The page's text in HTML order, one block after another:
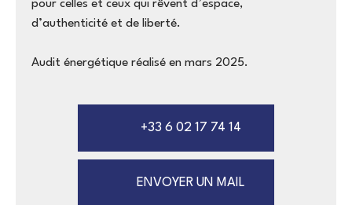
pour celles et ceux qui rêvent d’espace,
d’authenticité et de liberté.
Audit énergétique réalisé en mars 2025.
+33 6 02 17 74 14
ENVOYER UN MAIL